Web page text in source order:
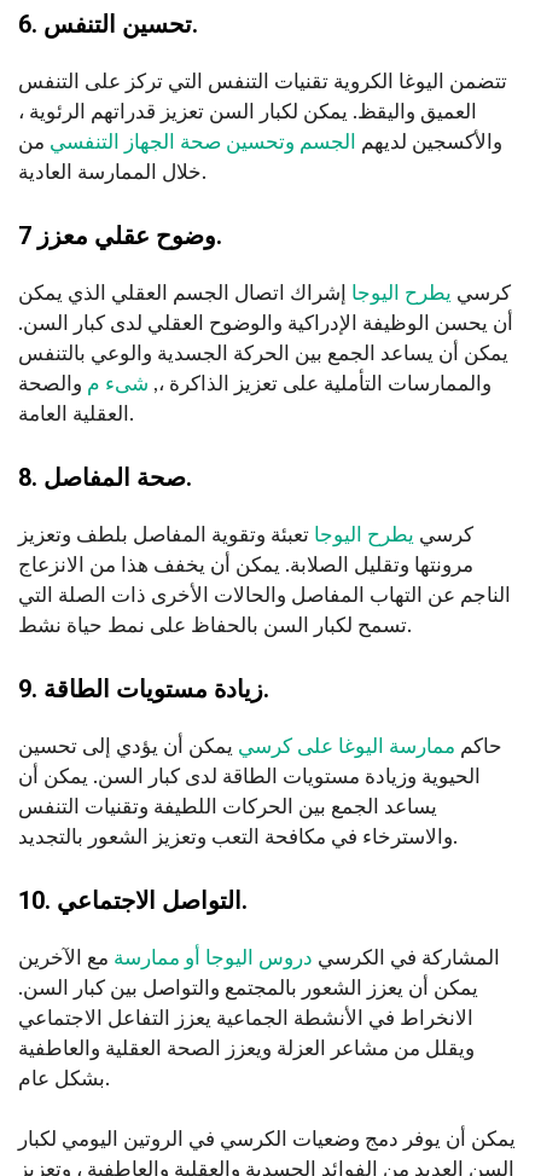
6. تحسين التنفس.
تتضمن اليوغا الكروية تقنيات التنفس التي تركز على التنفس
العميق واليقظ. يمكن لكبار السن تعزيز قدراتهم الرئوية ،
والأكسجين لديهم
الجسم وتحسين صحة الجهاز التنفسي من
خلال الممارسة العادية.
7 وضوح عقلي معزز.
كرسي يطرح اليوجا إشراك اتصال الجسم العقلي الذي يمكن
أن يحسن الوظيفة الإدراكية والوضوح العقلي لدى كبار السن.
يمكن أن يساعد الجمع بين الحركة الجسدية والوعي بالتنفس
والممارسات التأملية على تعزيز الذاكرة ،, شىء م والصحة
العقلية العامة.
8. صحة المفاصل.
كرسي يطرح اليوجا تعبئة وتقوية المفاصل بلطف وتعزيز
مرونتها وتقليل الصلابة. يمكن أن يخفف هذا من الانزعاج
الناجم عن التهاب المفاصل والحالات الأخرى ذات الصلة التي
تسمح لكبار السن بالحفاظ على نمط حياة نشط.
9. زيادة مستويات الطاقة.
حاكم ممارسة اليوغا على كرسي يمكن أن يؤدي إلى تحسين
الحيوية وزيادة مستويات الطاقة لدى كبار السن. يمكن أن
يساعد الجمع بين الحركات اللطيفة وتقنيات التنفس
والاسترخاء في مكافحة التعب وتعزيز الشعور بالتجديد.
10. التواصل الاجتماعي.
المشاركة في الكرسي دروس اليوجا أو ممارسة مع الآخرين
يمكن أن يعزز الشعور بالمجتمع والتواصل بين كبار السن.
الانخراط في الأنشطة الجماعية يعزز التفاعل الاجتماعي
ويقلل من مشاعر العزلة ويعزز الصحة العقلية والعاطفية
بشكل عام.
يمكن أن يوفر دمج وضعيات الكرسي في الروتين اليومي لكبار
السن العديد من الفوائد الجسدية والعقلية والعاطفية ، وتعزيز